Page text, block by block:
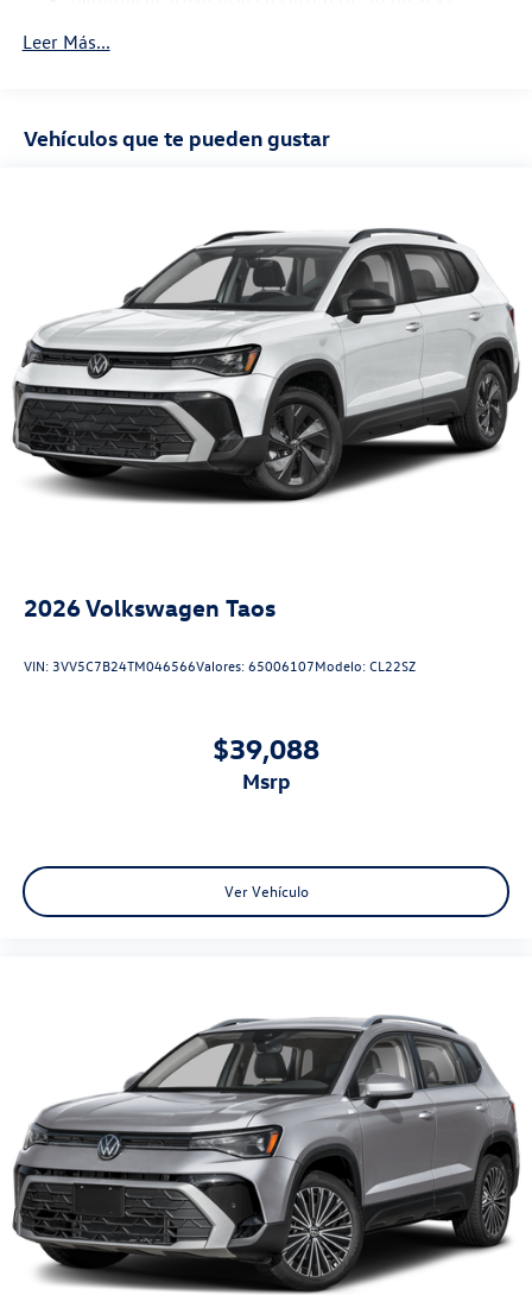
Garantía de mantenimiento: 24 meses / 20,000
Leer Más...
Vehículos que te pueden gustar
2026Volkswagen Taos
VIN: 3VV5C7B24TM046566Valores:65006107Modelo:CL22SZ
$39,088
msrp
Ver Vehículo